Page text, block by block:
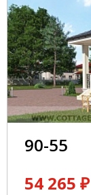
90-55
54 265 ₽